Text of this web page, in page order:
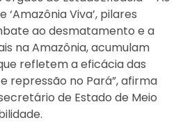
‘Amazônia Viva’, pilares
ao desmatamento e a
na Amazônia, acumulam
refletem a eficácia das
repressão no Pará”, afirma
de Estado de Meio